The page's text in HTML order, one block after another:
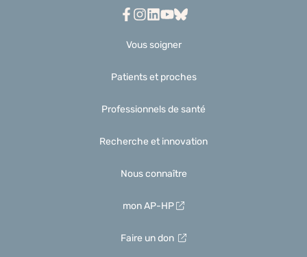
Facebook
Instagram
Linkedin
Youtube
Bluesky
Vous soigner
Patients et proches
Professionnels de santé
Recherche et innovation
Nous connaître
mon AP-HP
Faire un don